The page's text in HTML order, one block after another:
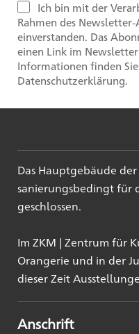
Ich bin mit der
Rahmen des
einverstanden. Das
einen Link im
Informationen finden
Datenschutzerklärung.
Das Hauptgebäude
sanierungsbedingt für
geschlossen.
Im ZKM | Zentrum für
Orangerie und in der
dieser Zeit
Anschrift